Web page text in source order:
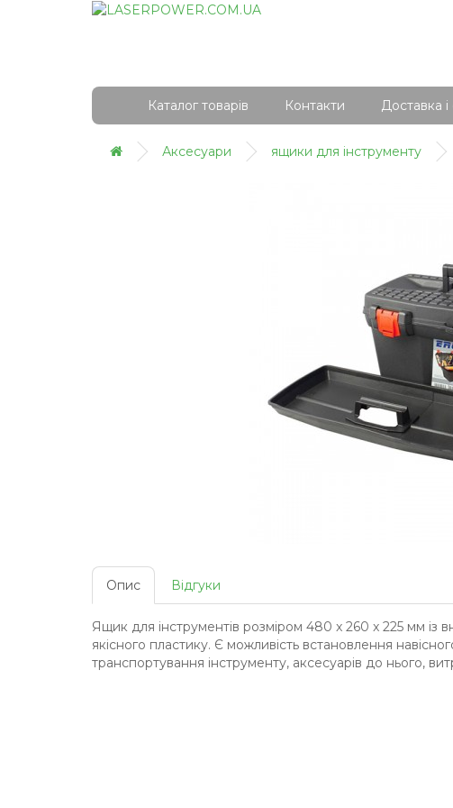
Каталог товарів Контакти Доставка і
Аксесуари ящики для інструменту
Опис Відгуки
Ящик для інструментів розміром 480 x 260 x 225 мм із
якісного пластику. Є можливість встановлення
транспортування інструменту, аксесуарів до нього,